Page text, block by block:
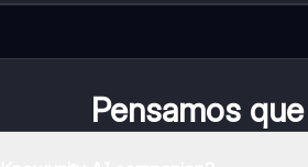
Pensamos